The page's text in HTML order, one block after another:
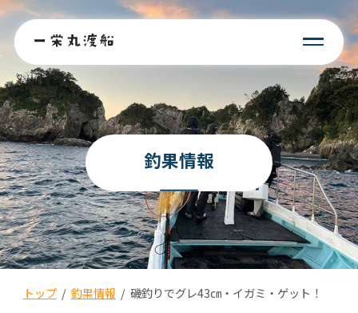
釣果情報
トップ/ 釣果情報 / 磯釣りでグレ43㎝・イガミ・ゲット！